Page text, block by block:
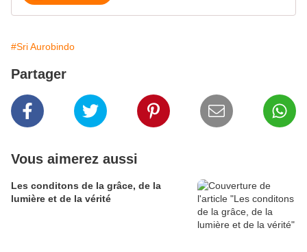
#Sri Aurobindo
Partager
Vous aimerez aussi
Les conditons de la grâce, de la
lumière et de la vérité